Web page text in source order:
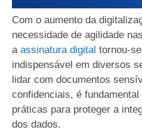
Com o aumento da
necessidade de agilidade
a assinatura digital tornou-
indispensável em diversos
lidar com documentos
confidenciais, é
práticas para proteger a
dos dados.